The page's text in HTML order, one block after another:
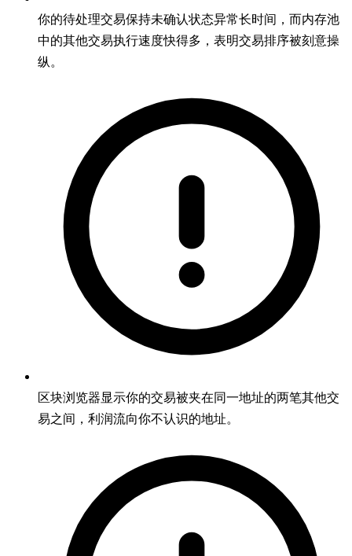
你的待处理交易保持未确认状态异常长时间，而内存池
中的其他交易执行速度快得多，表明交易排序被刻意操
纵。
区块浏览器显示你的交易被夹在同一地址的两笔其他交
易之间，利润流向你不认识的地址。